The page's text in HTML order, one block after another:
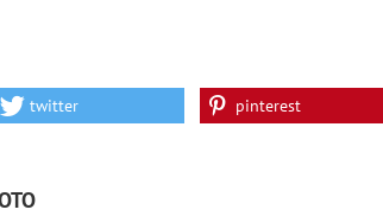
twitter pinterest